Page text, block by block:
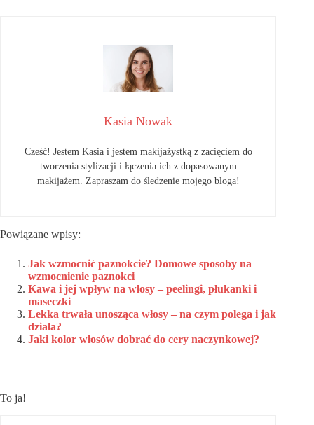
Kasia Nowak
Cześć! Jestem Kasia i jestem makijażystką z zacięciem do
tworzenia stylizacji i łączenia ich z dopasowanym
makijażem. Zapraszam do śledzenie mojego bloga!
Powiązane wpisy:
Jak wzmocnić paznokcie? Domowe sposoby na
wzmocnienie paznokci
Kawa i jej wpływ na włosy – peelingi, płukanki i
maseczki
Lekka trwała unosząca włosy – na czym polega i jak
działa?
Jaki kolor włosów dobrać do cery naczynkowej?
To ja!